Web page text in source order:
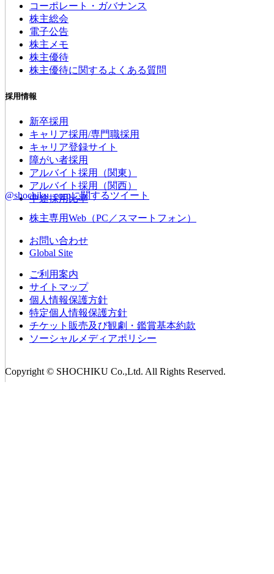
コーポレート・ガバナンス
株主総会
電子公告
株主メモ
株主優待
株主優待に関するよくある質問
採用情報
新卒採用
キャリア採用/専門職採用
キャリア登録サイト
障がい者採用
アルバイト採用（関東）
アルバイト採用（関西）
中途採用比率
@shochiku_corpに関するツイート
株主専用Web（PC／スマートフォン）
お問い合わせ
Global Site
ご利用案内
サイトマップ
個人情報保護方針
特定個人情報保護方針
チケット販売及び観劇・鑑賞基本約款
ソーシャルメディアポリシー
Copyright © SHOCHIKU Co.,Ltd. All Rights Reserved.